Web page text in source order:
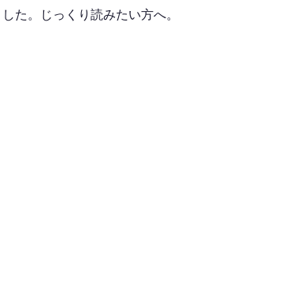
た。じっくり読みたい方へ。